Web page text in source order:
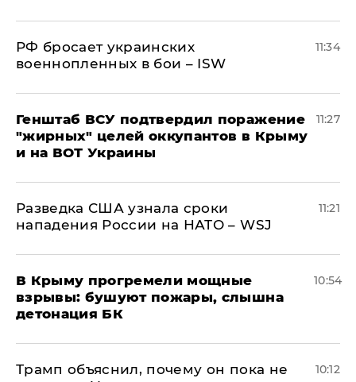
РФ бросает украинских
военнопленных в бои – ISW
11:34
Генштаб ВСУ подтвердил поражение
"жирных" целей оккупантов в Крыму
и на ВОТ Украины
11:27
Разведка США узнала сроки
нападения России на НАТО – WSJ
11:21
В Крыму прогремели мощные
взрывы: бушуют пожары, слышна
детонация БК
10:54
Трамп объяснил, почему он пока не
10:12